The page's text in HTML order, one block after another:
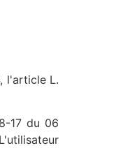
l'article L.
17 du 06